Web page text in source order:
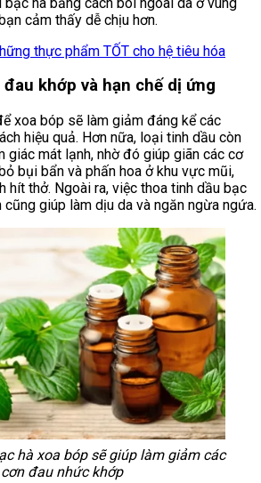
cảm thấy dễ chịu hơn.
thực phẩm TỐT cho hệ tiêu hóa
khớp và hạn chế dị ứng
xoa bóp sẽ làm giảm đáng kể các
hiệu quả. Hơn nữa, loại tinh dầu còn
giác mát lạnh, nhờ đó giúp giãn các cơ
bụi bẩn và phấn hoa ở khu vực mũi,
hít thở. Ngoài ra, việc thoa tinh dầu bạc
cũng giúp làm dịu da và ngăn ngừa ngứa.
hà xoa bóp sẽ giúp làm giảm các
cơn đau nhức khớp